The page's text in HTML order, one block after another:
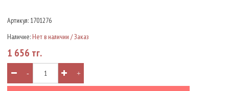
Артикул: 1701276
Наличие: Нет в наличии / Заказ
1 656 тг.
- +